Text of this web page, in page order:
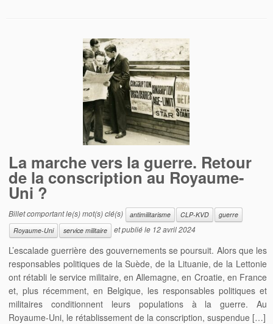
La marche vers la guerre. Retour
de la conscription au Royaume-
Uni ?
Billet comportant le(s) mot(s) clé(s) antimilitarisme CLP-KVD
guerre
Royaume-Uni
service militaire et publié le 12 avril 2024
L’escalade guerrière des gouvernements se poursuit. Alors que les
responsables politiques de la Suède, de la Lituanie, de la Lettonie
ont rétabli le service militaire, en Allemagne, en Croatie, en France
et, plus récemment, en Belgique, les responsables politiques et
militaires conditionnent leurs populations à la guerre. Au
Royaume-Uni, le rétablissement de la conscription, suspendue […]